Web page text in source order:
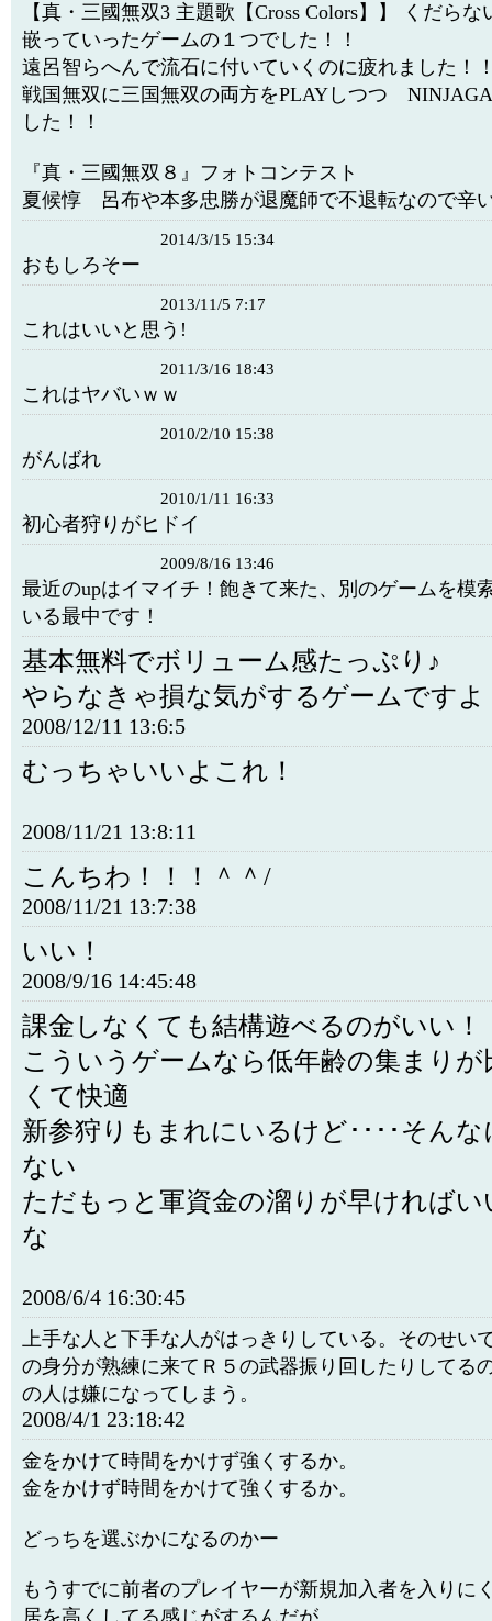
【真・三國無双3 主題歌【Cross Colors】】 くだら
嵌っていったゲームの１つでした！！
遠呂智らへんで流石に付いていくのに疲れました！
戦国無双に三国無双の両方をPLAYしつつ
した！！
『真・三國無双８』フォトコンテスト
夏候惇 呂布や本多忠勝が退魔師で不退転なので辛
2014/3/15 15:34
おもしろそー
2013/11/5 7:17
これはいいと思う!
2011/3/16 18:43
これはヤバいｗｗ
2010/2/10 15:38
がんばれ
2010/1/11 16:33
初心者狩りがヒドイ
2009/8/16 13:46
最近のupはイマイチ！飽きて来た、別のゲームを模
いる最中です！
基本無料でボリューム感たっぷり♪
やらなきゃ損な気がするゲームですよ
2008/12/11 13:6:5
むっちゃいいよこれ！
2008/11/21 13:8:11
こんちわ！！！＾＾/
2008/11/21 13:7:38
いい！
2008/9/16 14:45:48
課金しなくても結構遊べるのがいい！
こういうゲームなら低年齢の集まりが
くて快適
新参狩りもまれにいるけど････そん
ない
ただもっと軍資金の溜りが早ければ
な
2008/6/4 16:30:45
上手な人と下手な人がはっきりしている。そのせい
の身分が熟練に来てＲ５の武器振り回したりしてる
の人は嫌になってしまう。
2008/4/1 23:18:42
金をかけて時間をかけず強くするか。
金をかけず時間をかけて強くするか。
どっちを選ぶかになるのかー
もうすでに前者のプレイヤーが新規加入者を入りに
居を高くしてる感じがするんだが。